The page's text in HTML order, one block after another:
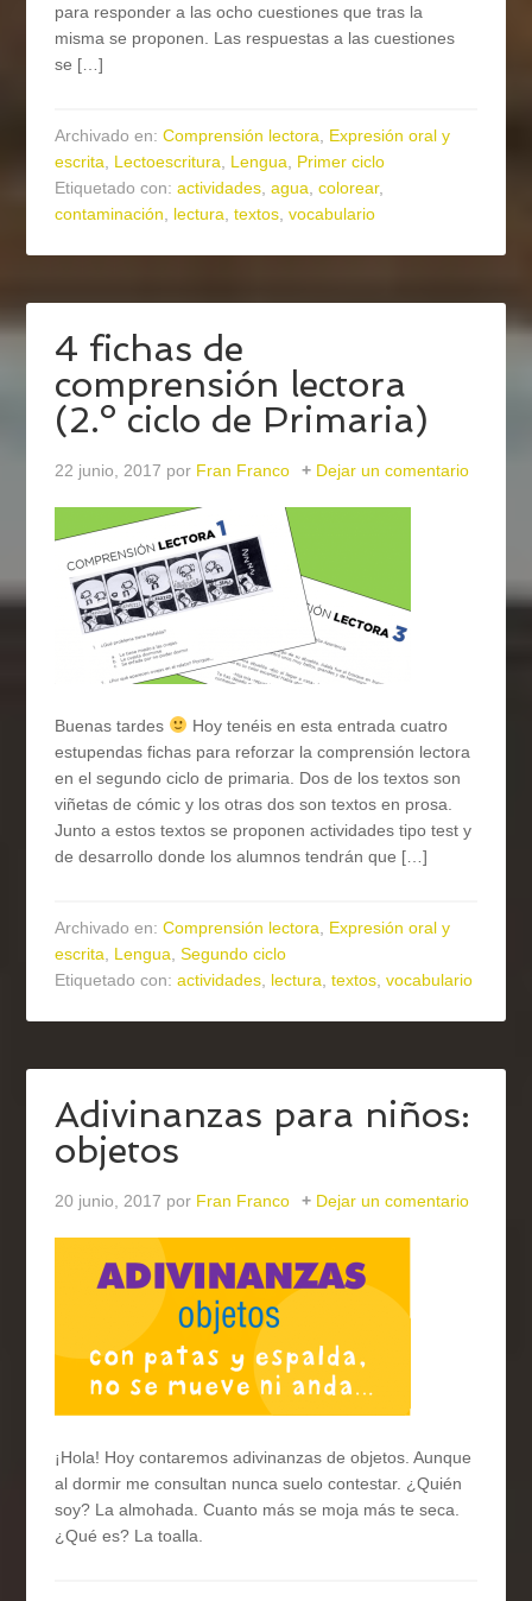
para responder a las ocho cuestiones que tras la
misma se proponen. Las respuestas a las cuestiones
se […]
Archivado en:Comprensión lectora
Expresión oral y
escrita
Lectoescritura Lengua
Primer ciclo
Etiquetado con:actividades ,agua ,colorear,
contaminación
lectura ,textos ,vocabulario
4 fichas de
comprensión lectora
(2.º ciclo de Primaria)
22 junio, 2017 por Fran Franco Dejar un comentario
Buenas tardes
Hoy tenéis en esta entrada cuatro
estupendas fichas para reforzar la comprensión lectora
en el segundo ciclo de primaria. Dos de los textos son
viñetas de cómic y los otras dos son textos en prosa.
Junto a estos textos se proponen actividades tipo test y
de desarrollo donde los alumnos tendrán que […]
Archivado en:Comprensión lectora
Expresión oral y
escrita
Lengua ,Segundo ciclo
Etiquetado con:actividades lectura ,textos ,vocabulario
Adivinanzas para niños:
objetos
20 junio, 2017 por Fran Franco Dejar un comentario
¡Hola! Hoy contaremos adivinanzas de objetos. Aunque
al dormir me consultan nunca suelo contestar. ¿Quién
soy? La almohada. Cuanto más se moja más te seca.
¿Qué es? La toalla.